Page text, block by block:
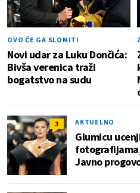
OVO ĆE GA SLOMITI
Novi udar za Luku Dončića:
Bivša verenica traži
bogatstvo na sudu
3 AKTUELNO
Glumicu
Javno